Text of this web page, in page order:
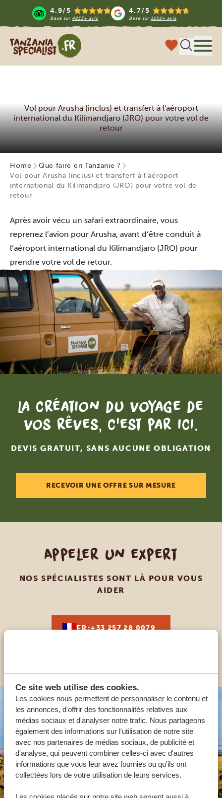
Ce site web utilise des cookies.
Les cookies nous permettent de personnaliser le contenu et
les annonces, d'offrir des fonctionnalités relatives aux
médias sociaux et d'analyser notre trafic. Nous partageons
également des informations sur l'utilisation de notre site
avec nos partenaires de médias sociaux, de publicité et
d'analyse, qui peuvent combiner celles-ci avec d'autres
informations que vous leur avez fournies ou qu'ils ont
collectées lors de votre utilisation de leurs services.
4.9/5
Basé sur 4833+ avis
4.7/5
Basé sur1252+ avis
Tanzania Specialist
Vol pour Arusha (inclus) et transfert à l'aéroport
international du Kilimandjaro (JRO) pour votre vol de
retour
Home
Que faire en Tanzanie ?
Vol pour Arusha (inclus) et transfert à l’aéroport
international du Kilimandjaro (JRO) pour votre vol de
retour
Après avoir vécu un safari extraordinaire, vous
reprenez l’avion pour Arusha, avant d’être conduit à
l’aéroport international du Kilimandjaro (JRO) pour
prendre votre vol de retour.
La création du voyage de
vos rêves, c'est par ici.
DEVIS GRATUIT, SANS AUCUNE OBLIGATION
RECEVOIR UNE OFFRE SUR MESURE
Appeler un expert
NOS SPÉCIALISTES SONT LÀ POUR VOUS
AIDER
FR:+33 257 28 0079